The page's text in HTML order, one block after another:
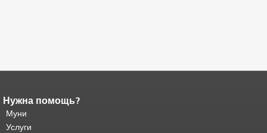
Конец содержимого
страницы.
страницы повторяется на каждой
Нужна помощь?
Муни
Услуги